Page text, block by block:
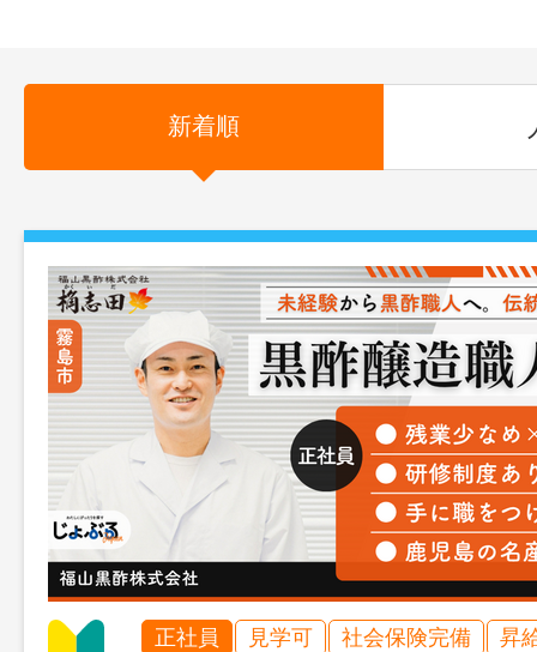
新着順
正社員 見学可 社会保険完備
昇